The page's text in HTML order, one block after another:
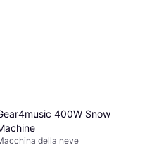
400W Snow
della neve